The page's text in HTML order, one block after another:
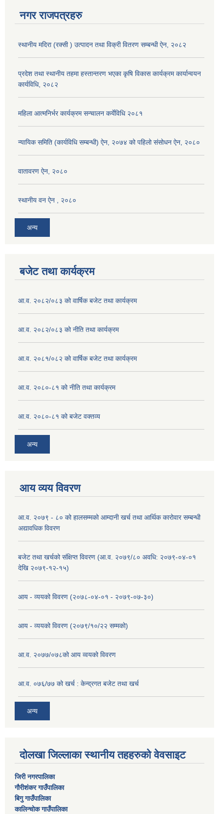
नगर राजपत्रहरु
स्थानीय मदिरा (रक्सी ) उत्पादन तथा विक्री वितरण सम्बन्धी ऐन, २०८२
प्रदेश तथा स्थानीय तहमा हस्तान्तरण भएका कृषि विकास कार्यक्रम कार्यान्वयन
कार्यविधि, २०८२
महिला आत्मनिर्भर कार्यक्रम सन्चालन कर्येविधि २०८१
न्यायिक समिति (कार्यविधि सम्बन्धी) ऐन, २०७४ को पहिलो संसोधन ऐन, २०८०
वातावरण ऐन, २०८०
स्थानीय वन ऐन , २०८०
अन्य
बजेट तथा कार्यक्रम
आ.व. २०८२/०८३ को वार्षिक बजेट तथा कार्यक्रम
आ.व. २०८२/०८३ को नीति तथा कार्यक्रम
आ.व. २०८१/०८२ को वार्षिक बजेट तथा कार्यक्रम
आ.व. २०८०-८१ को नीति तथा कार्यक्रम
आ.व. २०८०-८१ को बजेट वक्तव्य
अन्य
आय व्यय विवरण
आ.व. २०७९ - ८० को हालसम्मको आम्दानी खर्च तथा आर्थिक कारोवार सम्बन्धी
अद्यावधिक विवरण
बजेट तथा खर्चको संक्षिप्त विवरण (आ.व. २०७९/८० अवधि: २०७९-०४-०१
देखि २०७९-१२-१५)
आय - व्ययको विवरण (२०७८-०४-०१ - २०७९-०७-३०)
आय - व्ययको विवरण (२०७९/१०/२२ सम्मको)
आ.व. २०७७/०७८को आय व्वयको विवरण
आ.व. ०७६/७७ को खर्च : केन्द्रगत बजेट तथा खर्च
अन्य
दोलखा जिल्लाका स्थानीय तहहरुको वेवसाइट
जिरी नगरपालिका
गौरीशंकर गाउँपालिका
बिगु गाउँपालिका
कालिन्चोक गाउँपालिका